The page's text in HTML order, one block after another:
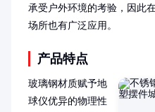
承受户外环境的考验，因此
场所也有广泛应用。
产品特点
玻璃钢材质赋予地
球仪优异的物理性